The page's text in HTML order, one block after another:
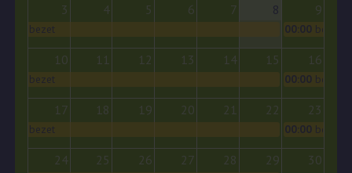
3 4 5 6 7 8 9
bezet 00:00 bezet
10 11 12 13 14 15 16
bezet 00:00 bezet
17 18 19 20 21 22 23
bezet 00:00 bezet
24 25 26 27 28 29 30